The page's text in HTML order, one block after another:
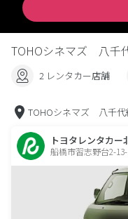
TOHOシネマズ 八千
2 レンタカー店舗
TOHOシネマズ 八千代
トヨタレンタカー
船橋市習志野台2-